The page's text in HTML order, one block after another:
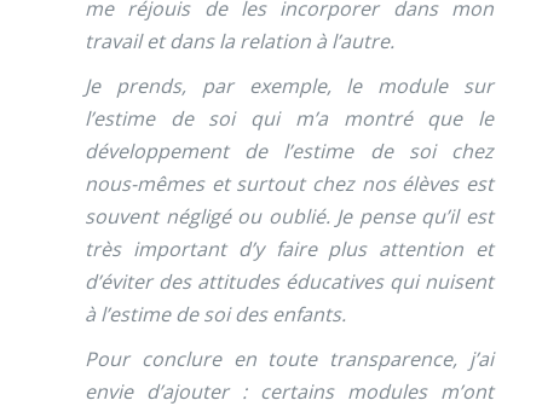
me réjouis de les incorporer dans mon
travail et dans la relation à l’autre.
Je prends, par exemple, le module sur
l’estime de soi qui m’a montré que le
développement de l’estime de soi chez
nous-mêmes et surtout chez nos élèves est
souvent négligé ou oublié. Je pense qu’il est
très important d’y faire plus attention et
d’éviter des attitudes éducatives qui nuisent
à l’estime de soi des enfants.
Pour conclure en toute transparence, j’ai
envie d’ajouter : certains modules m’ont